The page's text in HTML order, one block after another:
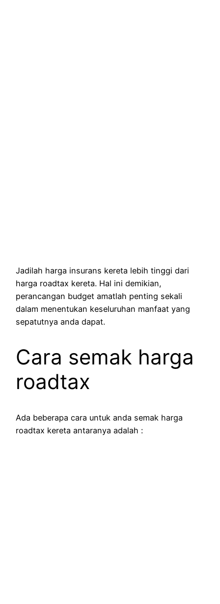
Jadilah harga insurans kereta lebih tinggi dari
harga roadtax kereta. Hal ini demikian,
perancangan budget amatlah penting sekali
dalam menentukan keseluruhan manfaat yang
sepatutnya anda dapat.
Cara semak harga
roadtax
Ada beberapa cara untuk anda semak harga
roadtax kereta antaranya adalah :